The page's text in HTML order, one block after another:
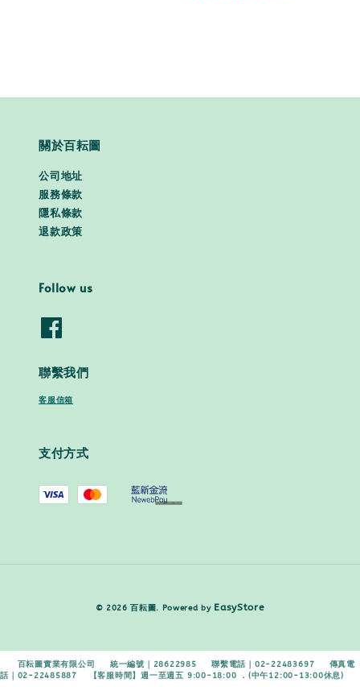
關於百耘圖
公司地址
服務條款
隱私條款
退款政策
Follow us
聯繫我們
客服信箱
支付方式
© 2026 百耘圖. Powered by EasyStore
百耘圖實業有限公司 統一編號｜28622985 聯繫電話｜02-22483697 傳真電
話｜02-22485887 【客服時間】週一至週五 9:00-18:00 ．(中午12:00-13:00休息)